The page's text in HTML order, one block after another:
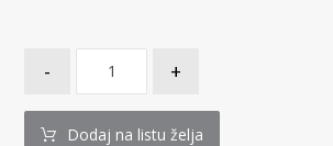
- +
Dodaj na listu želja